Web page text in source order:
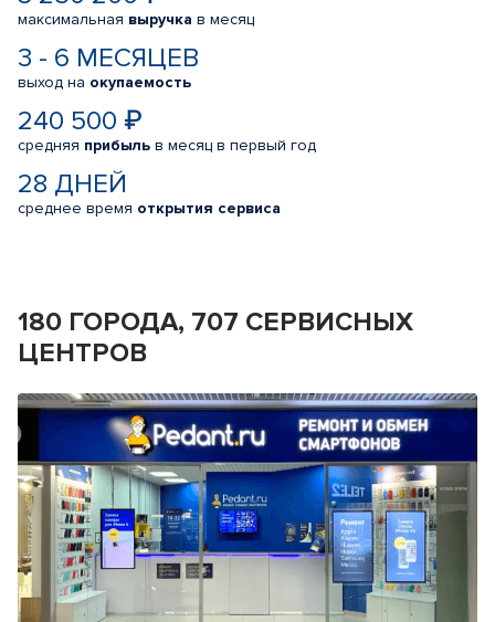
максимальная выручка в месяц
3 - 6 МЕСЯЦЕВ
выход на окупаемость
240 500 ₽
средняя прибыль в месяц в первый год
28 ДНЕЙ
среднее время открытия сервиса
180 ГОРОДА, 707 СЕРВИСНЫХ
ЦЕНТРОВ